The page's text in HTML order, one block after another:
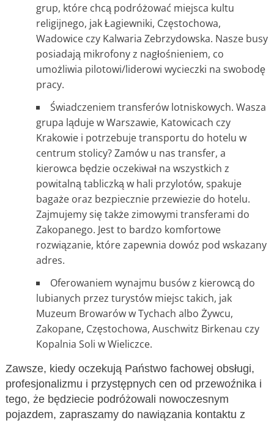
grup, które chcą podróżować miejsca kultu
religijnego, jak Łagiewniki, Częstochowa,
Wadowice czy Kalwaria Zebrzydowska. Nasze busy
posiadają mikrofony z nagłośnieniem, co
umożliwia pilotowi/liderowi wycieczki na swobodę
pracy.
Świadczeniem transferów lotniskowych. Wasza
grupa ląduje w Warszawie, Katowicach czy
Krakowie i potrzebuje transportu do hotelu w
centrum stolicy? Zamów u nas transfer, a
kierowca będzie oczekiwał na wszystkich z
powitalną tabliczką w hali przylotów, spakuje
bagaże oraz bezpiecznie przewiezie do hotelu.
Zajmujemy się także zimowymi transferami do
Zakopanego. Jest to bardzo komfortowe
rozwiązanie, które zapewnia dowóz pod wskazany
adres.
Oferowaniem wynajmu busów z kierowcą do
lubianych przez turystów miejsc takich, jak
Muzeum Browarów w Tychach albo Żywcu,
Zakopane, Częstochowa, Auschwitz Birkenau czy
Kopalnia Soli w Wieliczce.
Zawsze, kiedy oczekują Państwo fachowej obsługi,
profesjonalizmu i przystępnych cen od przewoźnika i
tego, że będziecie podróżowali nowoczesnym
pojazdem, zapraszamy do nawiązania kontaktu z